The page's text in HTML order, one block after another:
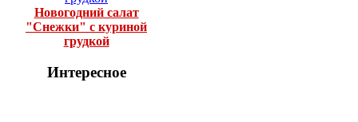
Новогодний салат
"Снежки" с куриной
грудкой
Интересное